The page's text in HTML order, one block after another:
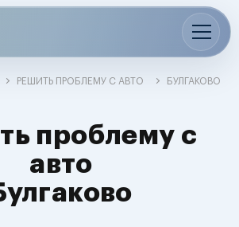
РЕШИТЬ ПРОБЛЕМУ С АВТО БУЛГАКОВО
проблему с
авто